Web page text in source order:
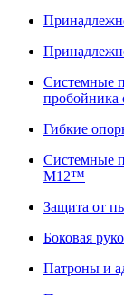
Системные
пробойника
Гибкие
Системные
M12™
Защита от
Боковая
Патроны и